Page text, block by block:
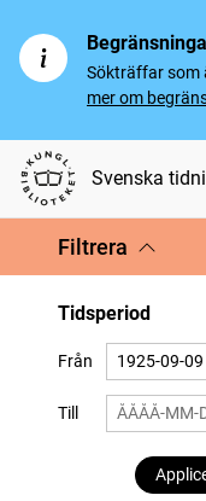
Sökträffar som
mer om
Svenska
Filtrera
Tidsperiod
Från
Till